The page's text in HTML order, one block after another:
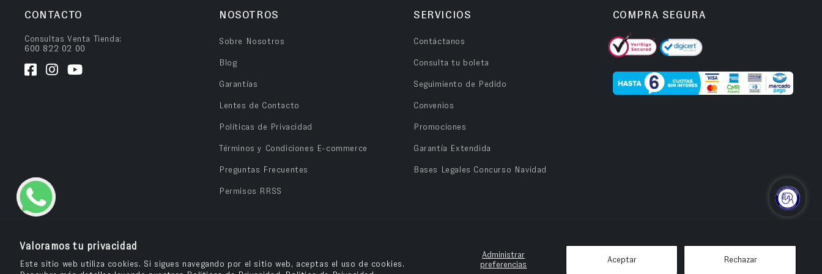
Valoramos tu privacidad
Este sitio web utiliza cookies. Si sigues navegando por el sitio web, aceptas el uso de cookies.
Administrar
preferencias
Aceptar Rechazar
CONTACTO
Consultas Venta Tienda:
600 822 02 00
NOSOTROS
Sobre Nosotros
Blog
Garantías
Lentes de Contacto
Políticas de Privacidad
Términos y Condiciones E-commerce
Preguntas Frecuentes
Permisos RRSS
SERVICIOS
Contáctanos
Consulta tu boleta
Seguimiento de Pedido
Convenios
Promociones
Garantía Extendida
Bases Legales Concurso Navidad
COMPRA SEGURA
© 2026OPV Chile– Cuida tu salud visual y compra tus anteojos en OPV Chile.